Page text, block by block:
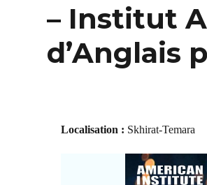
– Institut
d’Anglais
Localisation : Skhirat-Temara